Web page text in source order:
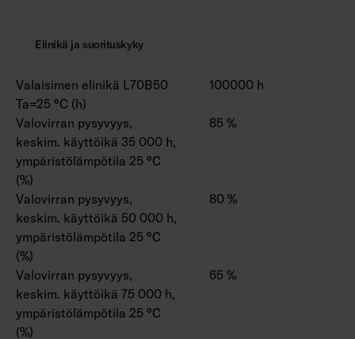
Elinikä ja suorituskyky
Valaisimen elinikä L70B50
Ta=25 °C (h)
100000 h
Valovirran pysyvyys,
keskim. käyttöikä 35 000 h,
ympäristölämpötila 25 °C
(%)
85 %
Valovirran pysyvyys,
keskim. käyttöikä 50 000 h,
ympäristölämpötila 25 °C
(%)
80 %
Valovirran pysyvyys,
keskim. käyttöikä 75 000 h,
ympäristölämpötila 25 °C
(%)
65 %